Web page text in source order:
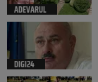
ADEVARUL
DIGI24